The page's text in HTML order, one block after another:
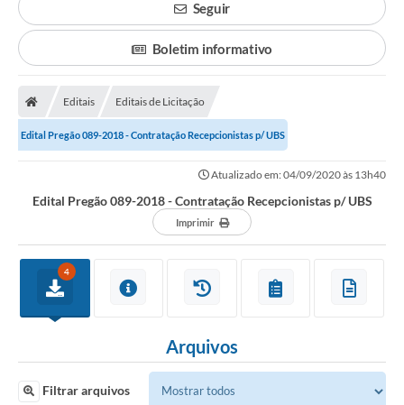
Seguir
Boletim informativo
Editais Editais de Licitação
Edital Pregão 089-2018 - Contratação Recepcionistas p/ UBS
Atualizado em: 04/09/2020 às 13h40
Edital Pregão 089-2018 - Contratação Recepcionistas p/ UBS
Imprimir
4
Arquivos
Filtrar arquivos